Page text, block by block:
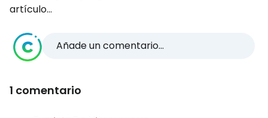
artículo...
Añade un comentario...
1 comentario